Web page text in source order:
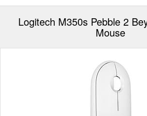
Logitech M350s Pebble 2
Mouse